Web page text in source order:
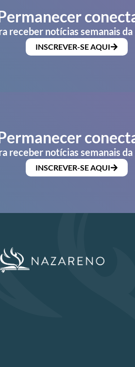
receber notícias semanais
INSCREVER-SE AQUI
receber notícias semanais
INSCREVER-SE AQUI